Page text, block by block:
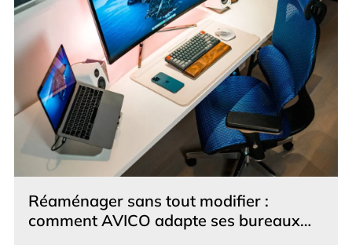
Réaménager sans tout modifier :
comment AVICO adapte ses bureaux…